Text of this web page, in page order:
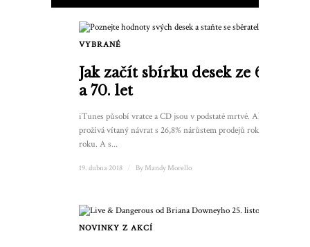
VYBRANÉ
Jak začít sbírku desek ze 60.
a 70. let
iTunes působí vratce a CD jsou v podstatě mrtvé. Ale vinyl
prožívá vítaný návrat s 26,8% nárůstem prodejů rok od
roku. A s...
19. dubna 2018 By Mandy Morello
NOVINKY Z AKCÍ